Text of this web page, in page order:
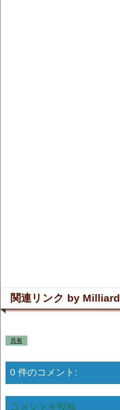
関連リンク by Milliard
共有
0 件のコメント:
コメントを投稿